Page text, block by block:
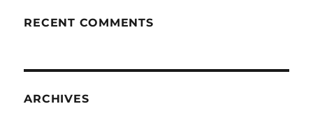
RECENT COMMENTS
ARCHIVES